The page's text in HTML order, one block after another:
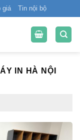
giá Tin nội bộ
IN HÀ NỘI